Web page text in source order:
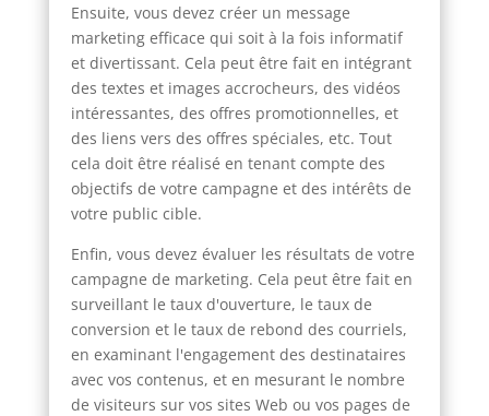
Ensuite, vous devez créer un message
marketing efficace qui soit à la fois informatif
et divertissant. Cela peut être fait en intégrant
des textes et images accrocheurs, des vidéos
intéressantes, des offres promotionnelles, et
des liens vers des offres spéciales, etc. Tout
cela doit être réalisé en tenant compte des
objectifs de votre campagne et des intérêts de
votre public cible.
Enfin, vous devez évaluer les résultats de votre
campagne de marketing. Cela peut être fait en
surveillant le taux d'ouverture, le taux de
conversion et le taux de rebond des courriels,
en examinant l'engagement des destinataires
avec vos contenus, et en mesurant le nombre
de visiteurs sur vos sites Web ou vos pages de